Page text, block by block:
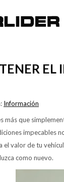
EL
Información
más que
impecables
el valor de tu
como nuevo.